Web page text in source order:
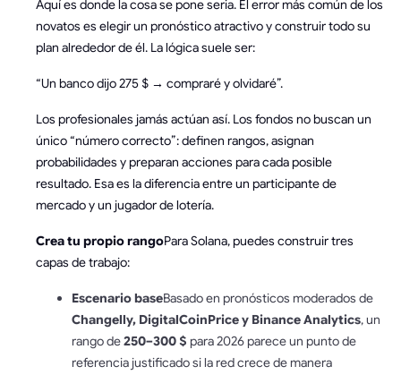
Aquí es donde la cosa se pone seria. El error más común de los
novatos es elegir un pronóstico atractivo y construir todo su
plan alrededor de él. La lógica suele ser:
“Un banco dijo 275 $ → compraré y olvidaré”.
Los profesionales jamás actúan así. Los fondos no buscan un
único “número correcto”: definen rangos, asignan
probabilidades y preparan acciones para cada posible
resultado. Esa es la diferencia entre un participante de
mercado y un jugador de lotería.
Crea tu propio rangoPara Solana, puedes construir tres
capas de trabajo:
Escenario baseBasado en pronósticos moderados de
Changelly, DigitalCoinPrice y Binance Analytics, un
rango de250–300 $ para 2026 parece un punto de
referencia justificado si la red crece de manera